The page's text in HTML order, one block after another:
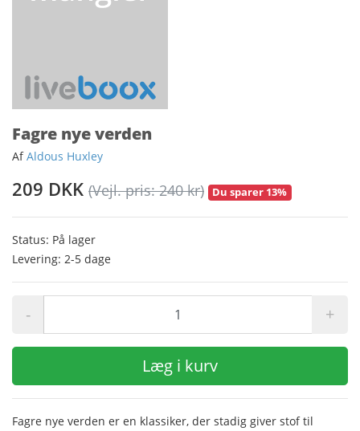
Fagre nye verden
AfAldous Huxley
209 DKK (Vejl. pris: 240 kr) Du sparer 13%
Status: På lager
Levering: 2-5 dage
- +
Læg i kurv
Fagre nye verden er en klassiker, der stadig giver stof til